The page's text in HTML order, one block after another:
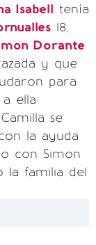
Isabell tenía
18,
Dorante
y que
para
ella
se
la ayuda
con Simon
la familia del